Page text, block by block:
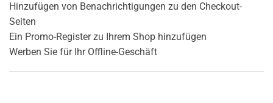
Hinzufügen von Benachrichtigungen zu den Checkout-
Seiten
Ein Promo-Register zu Ihrem Shop hinzufügen
Werben Sie für Ihr Offline-Geschäft